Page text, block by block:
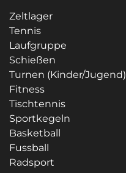
Zeltlager
Tennis
Laufgruppe
Schießen
Turnen (Kinder/Jugend)
Fitness
Tischtennis
Sportkegeln
Basketball
Fussball
Radsport